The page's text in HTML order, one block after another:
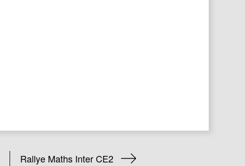
Rallye Maths Inter CE2